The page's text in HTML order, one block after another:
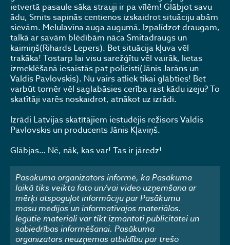
ietvertā pasaule sāka strauji ir pa vīlēm! Glābjot savu
ādu, Smits sapinās centienos izskaidrot situāciju abām
sievām. Melulavīna auga augumā. Izpalīdzot draugam,
talkā ar savām blēdībām nāca Smitadraugs un
kaimiņš(Rihards Lepers). Bet situācija kļuva vēl
trakāka! Tostarp lai visu sarežģītu vēl vairāk, lietas
izmeklēšanā iesaistās pat policisti(Jānis Jarāns un
Valdis Pavlovskis). Nu vairs atliek tikai glābties! Bet
varbūt tomēr vēl saglabāsies cerība rast kādu izeju? To
skatītāji varēs noskaidrot, atnākot uz izrādi.
Izrādi Latvijas skatītājiem iestudējis režisors Valdis
Pavlovskis un producents Jānis Kļaviņš.
Glābjas… Nē, nāk, kas var! Tas ir jāredz!
Pasākuma organizators informē, ka Pasākuma
laikā tiks veikta foto un/vai video uzņemšana ar
mērķi atspoguļot informāciju par Pasākumu
masu medijos un informatīvajos materiālos.
Iegūtie materiāli var tikt izmantoti publicitātei un
sabiedrības informēšanai. Pasākuma
organizators neuzņemas atbildību par trešo